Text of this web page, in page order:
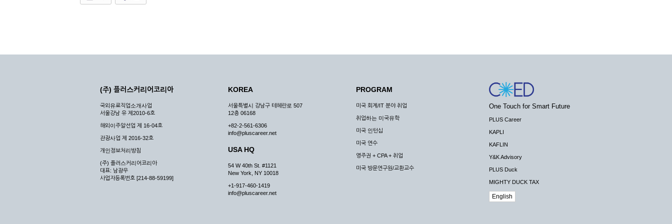
(주) 플러스커리어코리아
국외유료직업소개사업
서울강남 유 제2010-6호
해외이주알선업 제 16-04호
관광사업 제 2016-32호
개인정보처리방침
(주) 플러스커리어코리아
대표: 남광우
사업자등록번호 [214-88-59199]
KOREA
서울특별시 강남구 테헤란로 507
12층 06168
+82-2-561-6306
info@pluscareer.net
USA HQ
54 W 40th St. #1121
New York, NY 10018
+1-917-460-1419
info@pluscareer.net
PROGRAM
미국 회계/IT 분야 취업
취업하는 미국유학
미국 인턴십
미국 연수
영주권 + CPA + 취업
미국 방문연구원/교환교수
One Touch for Smart Future
PLUS Career
KAPLI
KAFLIN
Y&K Advisory
PLUS Duck
MIGHTY DUCK TAX
English